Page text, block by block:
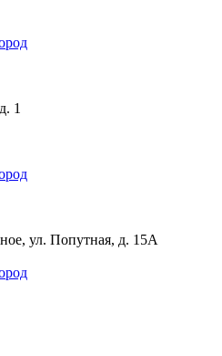
1
ул. Попутная, д. 15А